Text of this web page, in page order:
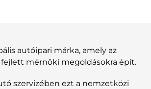
autóipari márka, amely az
fejlett mérnöki megoldásokra épít.
szervizében ezt a nemzetközi